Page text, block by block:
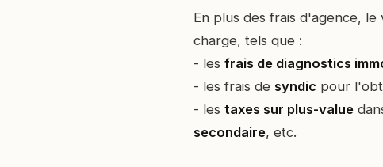
En plus des frais d'agence,
charge, tels que :
- les frais de diagnostics
- les frais de syndic pour
- les taxes sur plus-value
secondaire, etc.